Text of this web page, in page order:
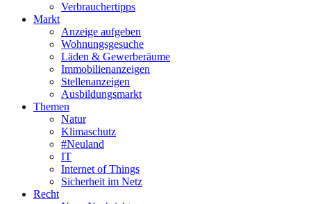
Verbrauchertipps
Markt
Anzeige aufgeben
Wohnungsgesuche
Läden & Gewerberäume
Immobilienanzeigen
Stellenanzeigen
Ausbildungsmarkt
Themen
Natur
Klimaschutz
#Neuland
IT
Internet of Things
Sicherheit im Netz
Recht